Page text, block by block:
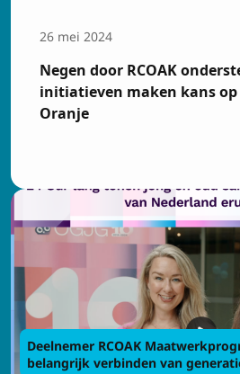
26 mei 2024
Negen door RCOAK
initiatieven maken kans
Oranje
Deelnemer RCOAK
belangrijk verbinden van